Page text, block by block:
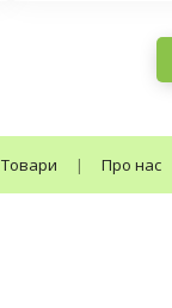
Товари | Про нас